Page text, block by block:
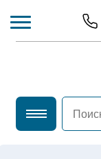
ИХЛА